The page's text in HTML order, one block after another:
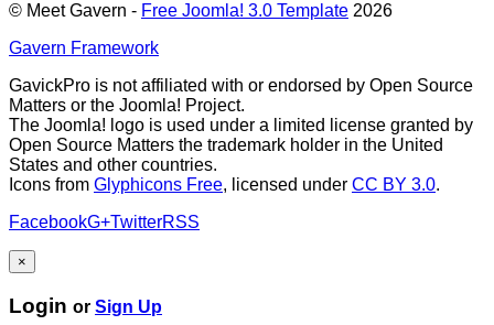
© Meet Gavern - Free Joomla! 3.0 Template 2026
Gavern Framework
GavickPro is not affiliated with or endorsed by Open Source
Matters or the Joomla! Project.
The Joomla! logo is used under a limited license granted by
Open Source Matters the trademark holder in the United
States and other countries.
Icons from Glyphicons Free, licensed under CC BY 3.0.
FacebookG+TwitterRSS
×
Login or Sign Up